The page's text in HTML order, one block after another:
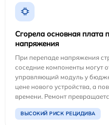
Сгорела основная плата
напряжения
При перепаде напряжения
соседние компоненты могут
управляющий модуль у
цене нового устройства, а
времени. Ремонт
ВЫСОКИЙ РИСК РЕЦИДИВА